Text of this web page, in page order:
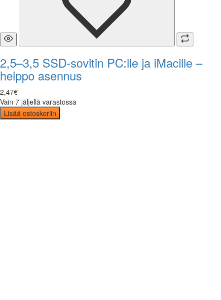
2,5–3,5 SSD-sovitin PC:lle ja iMacille –
helppo asennus
2,47€
Vain 7 jäljellä varastossa
Lisää ostoskoriin